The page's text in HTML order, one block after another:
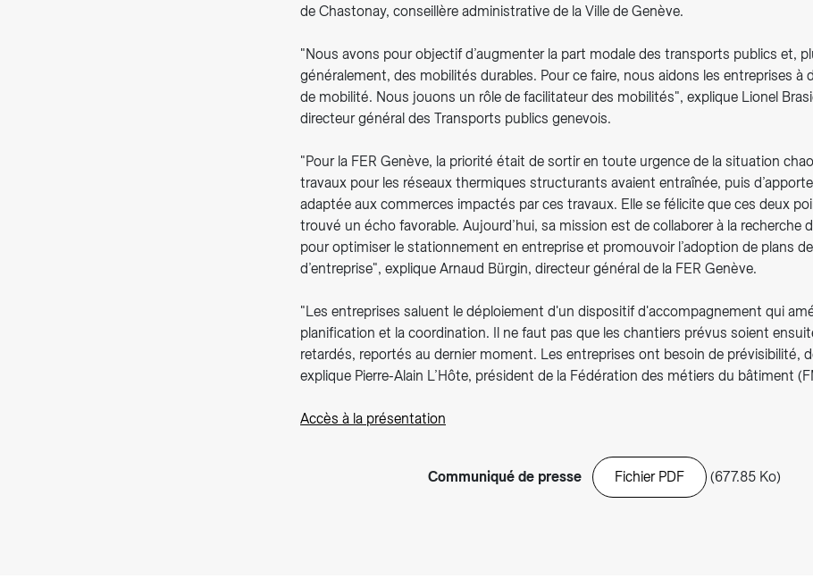
de Chastonay, conseillère administrative de la Ville de Genève.
"Nous avons pour objectif d’augmenter la part modale des transports publics et,
généralement, des mobilités durables. Pour ce faire, nous aidons les entreprises à
de mobilité. Nous jouons un rôle de facilitateur des mobilités", explique Lionel
directeur général des Transports publics genevois.
"Pour la FER Genève, la priorité était de sortir en toute urgence de la situation
travaux pour les réseaux thermiques structurants avaient entraînée, puis
adaptée aux commerces impactés par ces travaux. Elle se félicite que ces deux
trouvé un écho favorable. Aujourd’hui, sa mission est de collaborer à la recherche
pour optimiser le stationnement en entreprise et promouvoir l’adoption de plans
d’entreprise", explique Arnaud Bürgin, directeur général de la FER Genève.
"Les entreprises saluent le déploiement d'un dispositif d'accompagnement qui
planification et la coordination. Il ne faut pas que les chantiers prévus soient
retardés, reportés au dernier moment. Les entreprises ont besoin de prévisibilité,
explique Pierre-Alain L’Hôte, président de la Fédération des métiers du bâtiment
Accès à la présentation
Communiqué de presse Fichier PDF (677.85 Ko)